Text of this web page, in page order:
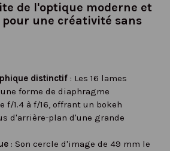
de l'optique moderne et
une créativité sans
distinctif : Les 16 lames
forme de diaphragme
f/1.4 à f/16, offrant un bokeh
d'arrière-plan d'une grande
: Son cercle d'image de 49 mm le